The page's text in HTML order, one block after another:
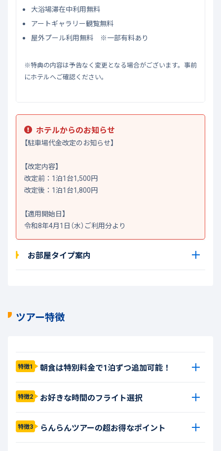
大浴場滞在中利用無料
アートギャラリー観覧無料
屋外プール利用無料 ※一部有料あり
※特典の内容は予告なく変更となる場合がございます。事前
にホテルへご確認ください。
ホテルからのお知らせ
【駐車場代金改定のお知らせ】
【改定内容】
改定前：1泊1台1,500円
改定後：1泊1台1,800円
【適用開始日】
令和8年4月1日（水）ご利用分より
お部屋タイプ案内
ツアー特徴
特徴1 朝食は特別料金で1泊ずつ追加可能！
特徴2 お好きな時間のフライト選択
特徴3 らんらんツアーの超お得なポイント